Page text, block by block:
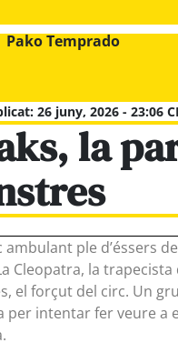
Pako Temprado
26 juny, 2026 - 23:06
la
ambulant ple d’éssers
Cleopatra, la
el forçut del circ. Un
per intentar fer veure a